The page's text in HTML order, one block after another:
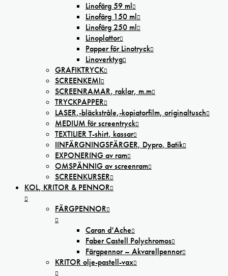
Linofärg 59 ml
Linofärg 150 ml
Linofärg 250 ml
Linoplattor
Papper för Linotryck
Linoverktyg
GRAFIKTRYCK
SCREENKEMI
SCREENRAMAR, raklar, m.m
TRYCKPAPPER
LASER,-bläckstråle,-kopiatorfilm, oríginaltusch
MEDIUM för screentryck
TEXTILIER T-shirt, kassar
IINFÄRGNINGSFÄRGER, Dypro, Batik
EXPONERING av ram
OMSPÄNNIG av screenram
SCREENKURSER
KOL, KRITOR & PENNOR
FÄRGPENNOR
Caran d’Ache
Faber Castell Polychromos
Färgpennor – Akvarellpennor
KRITOR olje-pastell-vax